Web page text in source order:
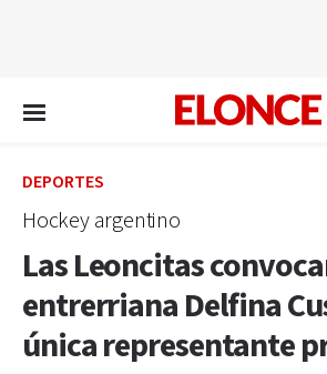
DEPORTES
Hockey argentino
Las Leoncitas
entrerriana Delfina
única representante